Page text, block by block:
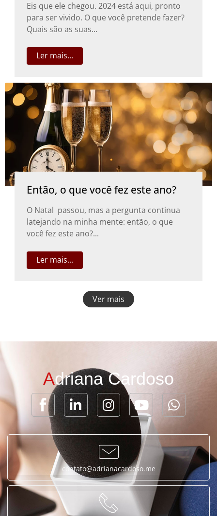
Eis que ele chegou. 2024 está aqui, pronto
para ser vivido. O que você pretende fazer?
Quais são as suas...
Ler mais...
Então, o que você fez este ano?
O Natal passou, mas a pergunta continua
latejando na minha mente: então, o que
você fez este ano?...
Ler mais...
Ver mais
Adriana Cardoso
contato@adrianacardoso.me